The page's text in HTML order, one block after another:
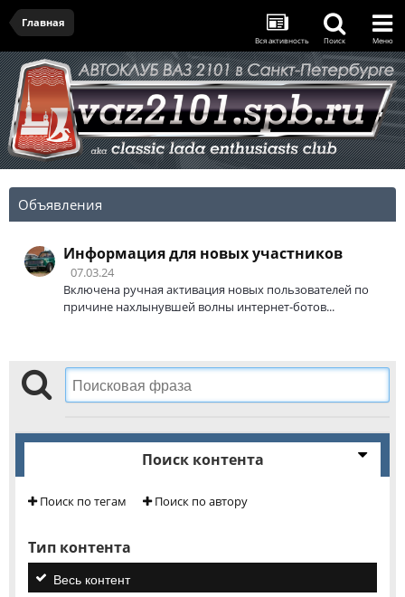
Главная
Вся активность Поиск Меню
Объявления
Информация для новых участников
07.03.24
Включена ручная активация новых пользователей по
причине нахлынувшей волны интернет-ботов...
Поиск контента
Поиск по тегам Поиск по автору
Тип контента
Весь контент